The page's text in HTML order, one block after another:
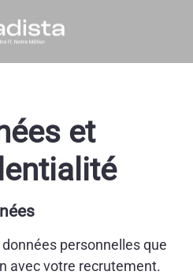
et
personnelles que
avec votre recrutement.